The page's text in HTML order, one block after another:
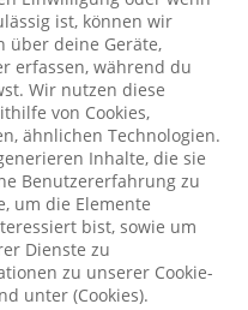
ist, können wir
über deine Geräte,
erfassen, während du
Wir nutzen diese
von Cookies,
ähnlichen Technologien.
Inhalte, die sie
Benutzererfahrung zu
um die Elemente
bist, sowie um
Dienste zu
zu unserer Cookie-
unter (Cookies).